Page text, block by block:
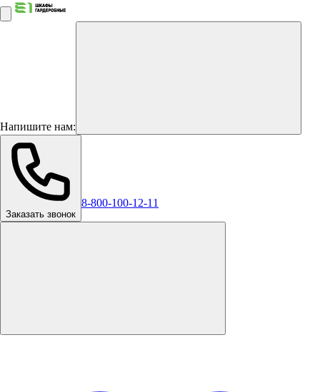
Напишите нам:
Заказать звонок
8-800-100-12-11